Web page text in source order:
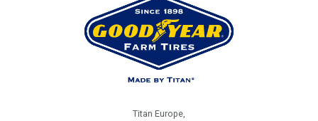
Titan Europe,